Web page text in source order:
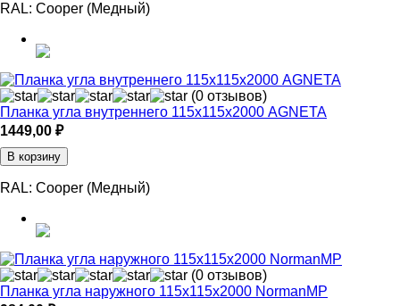
RAL: Cooper (Медный)
(0 отзывов)
Планка угла внутреннего 115х115х2000 AGNETA
1449,00 ₽
В корзину
RAL: Cooper (Медный)
(0 отзывов)
Планка угла наружного 115х115х2000 NormanMP